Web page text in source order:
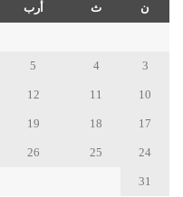
ن ث أرب
3
4
5
10
11
12
17
18
19
24
25
26
31